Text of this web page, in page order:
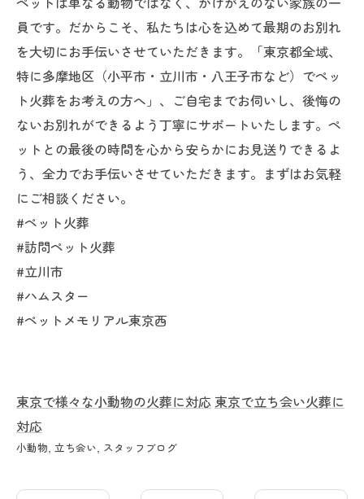
員です。だからこそ、私たちは心を込めて最期のお別れ
を大切にお手伝いさせていただきます。「東京都全域、
特に多摩地区（小平市・立川市・八王子市など）でペッ
ト火葬をお考えの方へ」、ご自宅までお伺いし、後悔の
ないお別れができるよう丁寧にサポートいたします。ペ
ットとの最後の時間を心から安らかにお見送りできるよ
う、全力でお手伝いさせていただきます。まずはお気軽
にご相談ください。
#ペット火葬
#訪問ペット火葬
#立川市
#ハムスター
#ペットメモリアル東京西
東京で様々な小動物の火葬に対応東京で立ち会い火葬に
対応
小動物 立ち会い スタッフブログ